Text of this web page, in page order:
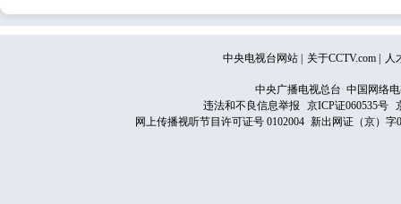
中央电视台网站 关于CCTV.com 人
中央广播电视总台 中国网络
违法和不良信息举报
京ICP证060535号
网上传播视听节目许可证号 0102004 新出网证（京）